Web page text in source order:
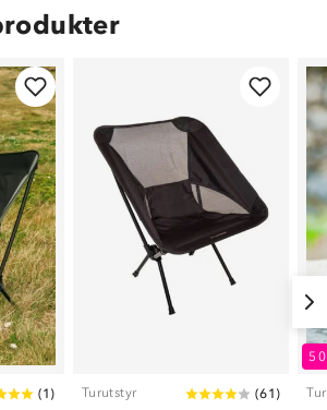
(1 ) Turutstyr (61 )